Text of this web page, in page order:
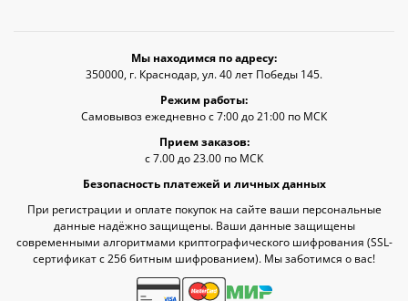
Мы находимся по адресу:
350000, г. Краснодар, ул. 40 лет Победы 145.
Режим работы:
Самовывоз ежедневно с 7:00 до 21:00 по МСК
Прием заказов:
с 7.00 до 23.00 по МСК
Безопасность платежей и личных данных
При регистрации и оплате покупок на сайте ваши персональные
данные надёжно защищены. Ваши данные защищены
современными алгоритмами криптографического шифрования (SSL-
сертификат c 256 битным шифрованием). Мы заботимся о вас!